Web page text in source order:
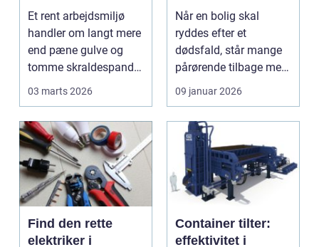
kan mærkes på
bundlinjen
Et rent arbejdsmiljø
handler om langt mere
end pæne gulve og
tomme skraldespande.
Reng&...
03 marts 2026
professionel hjælp
Når en bolig skal
ryddes efter et
dødsfald, står mange
pårørende tilbage med
en stor praktisk
opgave...
09 januar 2026
Find den rette
elektriker i
Container tilter:
effektivitet i